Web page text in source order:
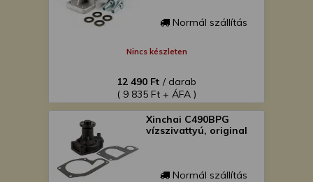
Normál szállítás
Nincs készleten
12 490 Ft / darab
( 9 835 Ft + ÁFA )
Xinchai C490BPG
vízszivattyú, original
Normál szállítás